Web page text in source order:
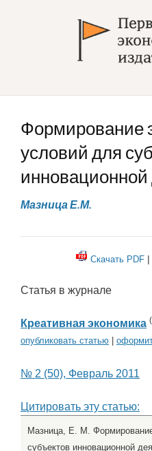
Формирование
условий для
инновационной
Мазница Е.М.
Скачать PDF |
Статья в журнале
Креативная экономика (
опубликовать статью
№ 2 (50), Февраль 2011
Цитировать эту статью:
Мазница, Е. М.
субъектов инновационной